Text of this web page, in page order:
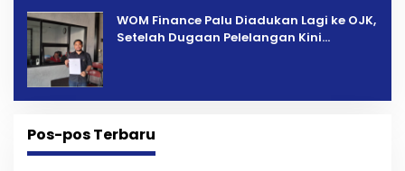
‎WOM Finance Palu Diadukan Lagi ke OJK,
Setelah Dugaan Pelelangan Kini
Pos-pos Terbaru